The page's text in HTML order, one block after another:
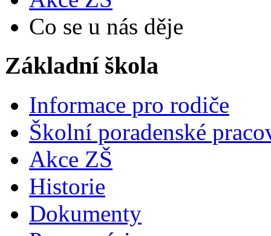
Co se u nás děje
Základní škola
Informace pro rodiče
Školní poradenské
Akce ZŠ
Historie
Dokumenty